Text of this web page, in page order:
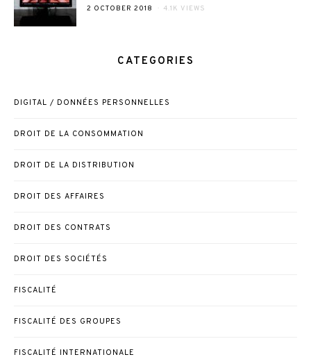
POSTED
2 OCTOBER 2018 4.1K VIEWS
CATEGORIES
DIGITAL / DONNÉES PERSONNELLES
DROIT DE LA CONSOMMATION
DROIT DE LA DISTRIBUTION
DROIT DES AFFAIRES
DROIT DES CONTRATS
DROIT DES SOCIÉTÉS
FISCALITÉ
FISCALITÉ DES GROUPES
FISCALITÉ INTERNATIONALE